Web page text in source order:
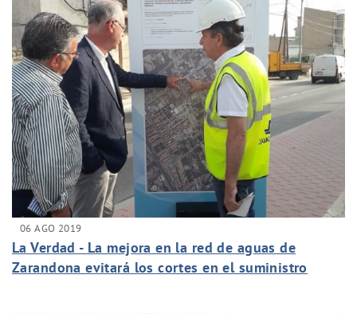
06 AGO 2019
La Verdad - La mejora en la red de aguas de
Zarandona evitará los cortes en el suministro